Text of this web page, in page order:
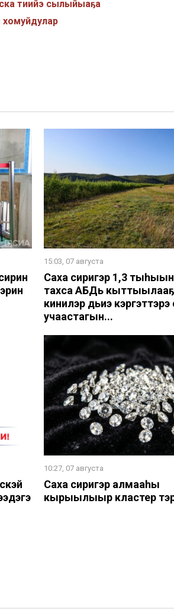
тиийэ сылыйыаҕа
хомуйдулар
15:03, 07 августа
Саха сиригэр 1,3
тахса АБДь
кинилэр дьиэ кэргэттэрэ
учаастагын...
10:27, 07 августа
Саха сиригэр алмааһы
кырыылыыр кластер